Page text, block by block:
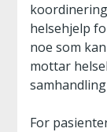
helsehjelp
noe som
mottar
For